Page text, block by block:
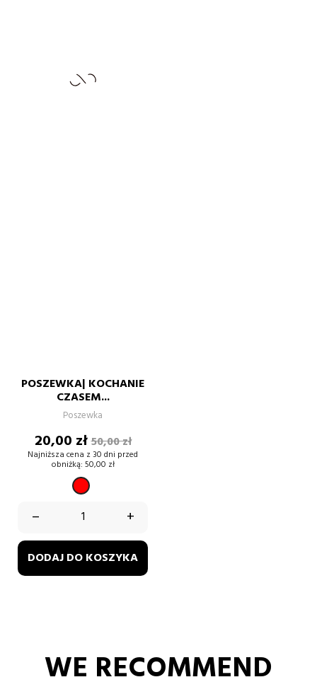
POSZEWKA| KOCHANIE
CZASEM...
Poszewka
Cena
20,00 złCena
podstawowa
50,00 zł
Najniższa cena z 30 dni przed
obniżką: 50,00 zł
CZERWONY
– +
DODAJ DO KOSZYKA
WE RECOMMEND